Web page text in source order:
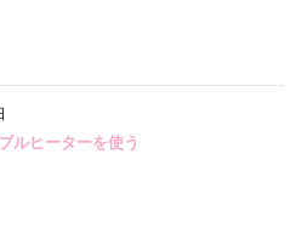
ルヒーターを使う